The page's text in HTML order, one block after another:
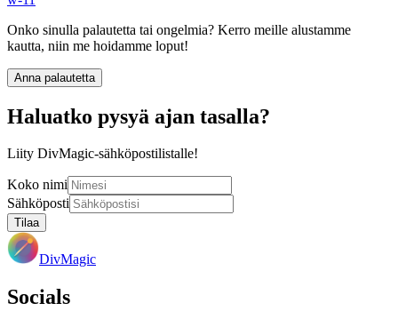
Onko sinulla palautetta tai ongelmia? Kerro meille alustamme
kautta, niin me hoidamme loput!
Anna palautetta
Haluatko pysyä ajan tasalla?
Liity DivMagic-sähköpostilistalle!
Koko nimi
Sähköposti
Tilaa
DivMagic
Socials